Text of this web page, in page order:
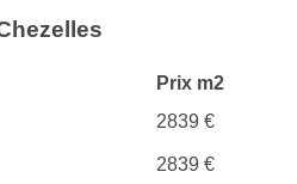
Prix m2
2839 €
2839 €